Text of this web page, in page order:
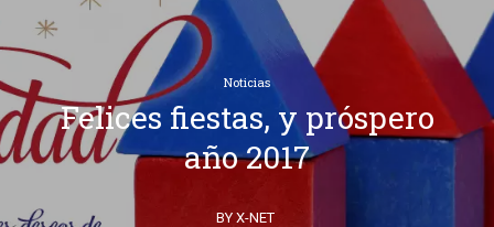
Noticias
Felices fiestas, y próspero
año 2017
BY X-NET